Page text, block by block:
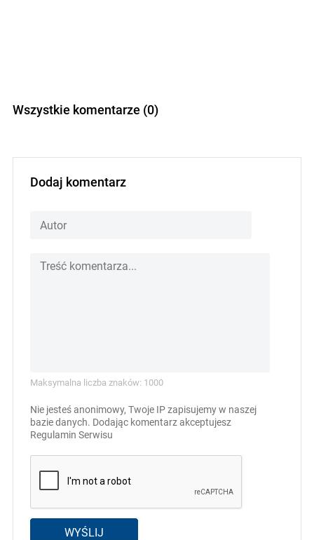
Wszystkie komentarze (0)
Dodaj komentarz
Maksymalna liczba znaków: 1000
Nie jesteś anonimowy, Twoje IP zapisujemy w naszej
bazie danych. Dodając komentarz akceptujesz
Regulamin Serwisu
WYŚLIJ